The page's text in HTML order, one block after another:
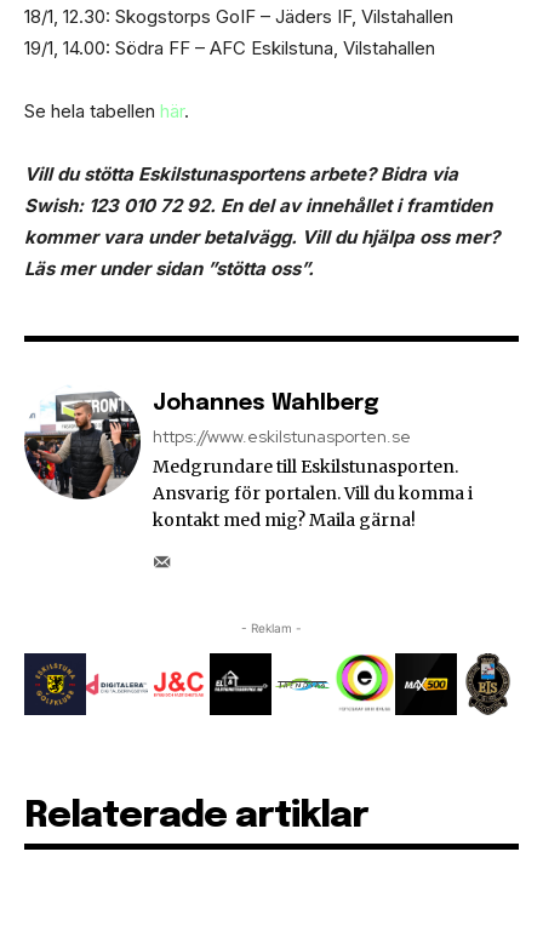
18/1, 12.30: Skogstorps GoIF – Jäders IF, Vilstahallen
19/1, 14.00: Södra FF – AFC Eskilstuna, Vilstahallen
Se hela tabellen här.
Vill du stötta Eskilstunasportens arbete? Bidra via
Swish: 123 010 72 92. En del av innehållet i framtiden
kommer vara under betalvägg. Vill du hjälpa oss mer?
Läs mer under sidan ”stötta oss”.
Johannes Wahlberg
https://www.eskilstunasporten.se
Medgrundare till Eskilstunasporten.
Ansvarig för portalen. Vill du komma i
kontakt med mig? Maila gärna!
- Reklam -
Relaterade artiklar